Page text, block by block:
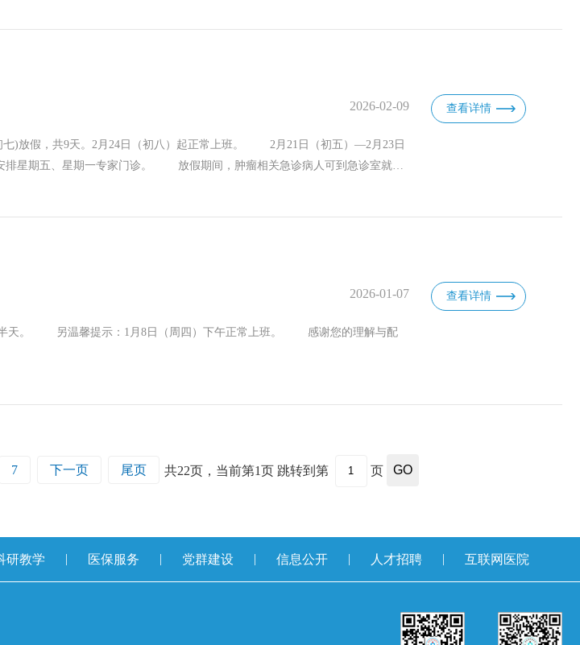
2026-02-09
)放假，共9天。2月24日（初八）起正常上班。 2月21日（初五）—2月23日
排星期五、星期一专家门诊。 放假期间，肿瘤相关急诊病人可到急诊室就
查看详情
2026-01-07
半天。 另温馨提示：1月8日（周四）下午正常上班。 感谢您的理解与配
查看详情
7 下一页 尾页 共22页，当前第1页 跳转到第 页 GO
研教学 | 医保服务 | 党群建设 | 信息公开 | 人才招聘 | 互联网医院